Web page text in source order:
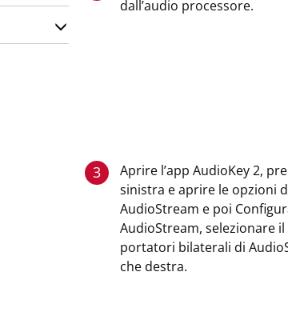
dall’audio processore.
3
Aprire l’app AudioKey 2,
sinistra e aprire le opzioni
AudioStream e poi
AudioStream, selezionare
portatori bilaterali di
che destra.